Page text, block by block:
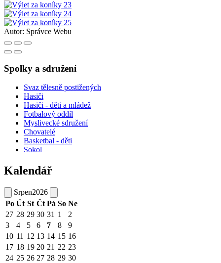
Autor: Správce Webu
Spolky a sdružení
Svaz tělesně postižených
Hasiči
Hasiči - děti a mládež
Fotbalový oddíl
Myslivecké sdružení
Chovatelé
Basketbal - děti
Sokol
Kalendář
Srpen2026
Po Út St Čt Pá So Ne
27 28 29 30 31 1
2
3
4 5 6 7 8
9
10 11 12 13 14 15 16
17 18 19 20 21 22 23
24 25 26 27 28 29 30